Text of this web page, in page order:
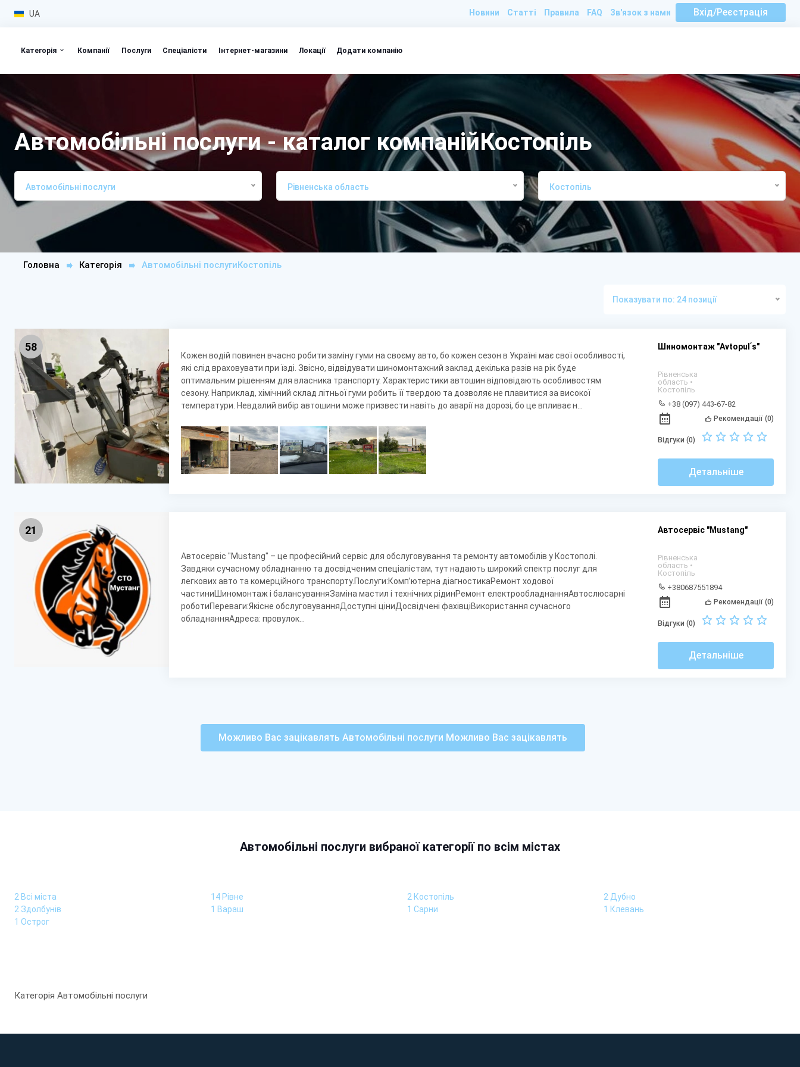
UA Новини Статті Правила FAQ Зв'язок з нами Вхід/Реєстрація
Категорія Компанії Послуги Спеціалісти Інтернет-магазини Локації Додати компанію
Автомобільні послуги - каталог компанійКостопіль
Автомобільні послуги Рівненська область Костопіль
Головна Категорія Автомобільні послугиКостопіль
Показувати по: 24 позиції
58
Кожен водій повинен вчасно робити заміну гуми на своєму авто, бо кожен сезон в Україні має свої особливості,
які слід враховувати при їзді. Звісно, відвідувати шиномонтажний заклад декілька разів на рік буде
оптимальним рішенням для власника транспорту. Характеристики автошин відповідають особливостям
сезону. Наприклад, хімічний склад літньої гуми робить її твердою та дозволяє не плавитися за високої
температури. Невдалий вибір автошини може призвести навіть до аварії на дорозі, бо це впливає н...
Шиномонтаж "Avtopulʹs"
Рівненська
область •
Костопіль
+38 (097) 443-67-82
Рекомендації (0)
Відгуки (0)
Детальніше
21
Автосервіс "Mustang" – це професійний сервіс для обслуговування та ремонту автомобілів у Костополі.
Завдяки сучасному обладнанню та досвідченим спеціалістам, тут надають широкий спектр послуг для
легкових авто та комерційного транспорту.Послуги:Комп’ютерна діагностикаРемонт ходової
частиниШиномонтаж і балансуванняЗаміна мастил і технічних рідинРемонт електрообладнанняАвтослюсарні
роботиПереваги:Якісне обслуговуванняДоступні ціниДосвідчені фахівціВикористання сучасного
обладнанняАдреса: провулок...
Автосервіс "Mustang"
Рівненська
область •
Костопіль
+380687551894
Рекомендації (0)
Відгуки (0)
Детальніше
Можливо Вас зацікавлять Автомобільні послуги Можливо Вас зацікавлять
Автомобільні послуги вибраної категорії по всім містах
2 Всі міста 14 Рівне 2 Костопіль
2 Дубно
2 Здолбунів
1 Вараш 1 Сарни
1 Клевань
1 Острог
Категорія Автомобільні послуги